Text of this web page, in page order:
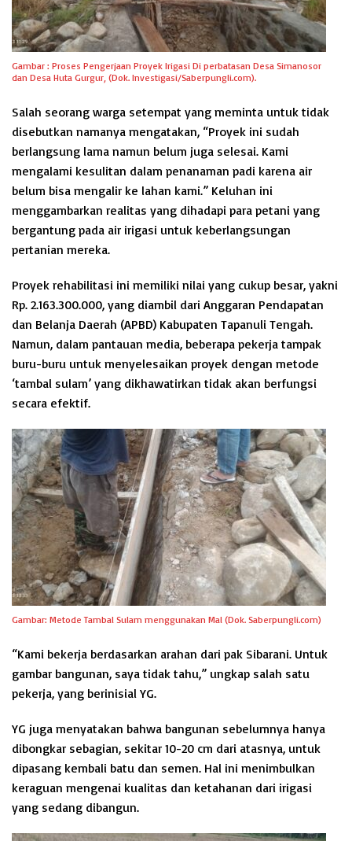
Gambar : Proses Pengerjaan Proyek Irigasi Di perbatasan Desa Simanosor
dan Desa Huta Gurgur, (Dok. Investigasi/Saberpungli.com).
Salah seorang warga setempat yang meminta untuk tidak
disebutkan namanya mengatakan, “Proyek ini sudah
berlangsung lama namun belum juga selesai. Kami
mengalami kesulitan dalam penanaman padi karena air
belum bisa mengalir ke lahan kami.” Keluhan ini
menggambarkan realitas yang dihadapi para petani yang
bergantung pada air irigasi untuk keberlangsungan
pertanian mereka.
Proyek rehabilitasi ini memiliki nilai yang cukup besar, yakni
Rp. 2.163.300.000, yang diambil dari Anggaran Pendapatan
dan Belanja Daerah (APBD) Kabupaten Tapanuli Tengah.
Namun, dalam pantauan media, beberapa pekerja tampak
buru-buru untuk menyelesaikan proyek dengan metode
‘tambal sulam’ yang dikhawatirkan tidak akan berfungsi
secara efektif.
Gambar: Metode Tambal Sulam menggunakan Mal (Dok. Saberpungli.com)
“Kami bekerja berdasarkan arahan dari pak Sibarani. Untuk
gambar bangunan, saya tidak tahu,” ungkap salah satu
pekerja, yang berinisial YG.
YG juga menyatakan bahwa bangunan sebelumnya hanya
dibongkar sebagian, sekitar 10-20 cm dari atasnya, untuk
dipasang kembali batu dan semen. Hal ini menimbulkan
keraguan mengenai kualitas dan ketahanan dari irigasi
yang sedang dibangun.